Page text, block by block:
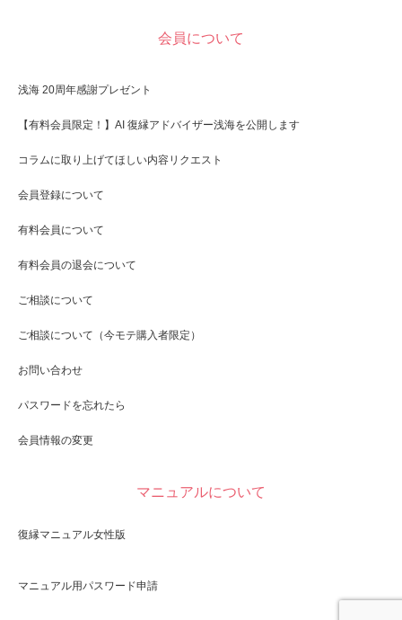
会員について
浅海 20周年感謝プレゼント
【有料会員限定！】AI 復縁アドバイザー浅海を公開します
コラムに取り上げてほしい内容リクエスト
会員登録について
有料会員について
有料会員の退会について
ご相談について
ご相談について（今モテ購入者限定）
お問い合わせ
パスワードを忘れたら
会員情報の変更
マニュアルについて
復縁マニュアル女性版
マニュアル用パスワード申請